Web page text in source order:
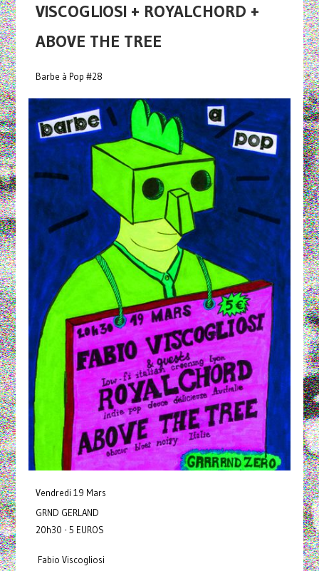
VISCOGLIOSI + ROYALCHORD +
ABOVE THE TREE
Barbe à Pop #28
Vendredi 19 Mars
GRND GERLAND
20h30 - 5 EUROS
Fabio Viscogliosi